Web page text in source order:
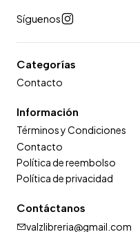
Síguenos
Categorías
Contacto
Información
Términos y Condiciones
Contacto
Política de reembolso
Política de privacidad
Contáctanos
valzlibreria@gmail.com